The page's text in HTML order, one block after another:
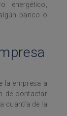
energético,
banco o
la empresa a
de contactar
cuantía de la